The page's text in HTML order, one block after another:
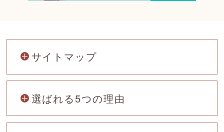
サイトマップ
選ばれる5つの理由